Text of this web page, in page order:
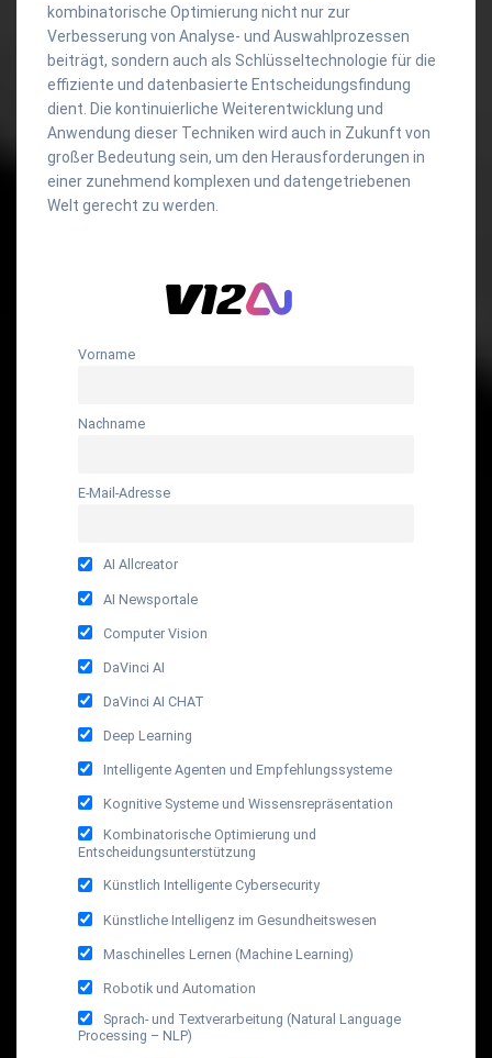
kombinatorische Optimierung nicht nur zur
Verbesserung von Analyse- und Auswahlprozessen
beiträgt, sondern auch als Schlüsseltechnologie für die
effiziente und datenbasierte Entscheidungsfindung
dient. Die kontinuierliche Weiterentwicklung und
Anwendung dieser Techniken wird auch in Zukunft von
großer Bedeutung sein, um den Herausforderungen in
einer zunehmend komplexen und datengetriebenen
Welt gerecht zu werden.
Vorname
Nachname
E-Mail-Adresse
AI Allcreator
AI Newsportale
Computer Vision
DaVinci AI
DaVinci AI CHAT
Deep Learning
Intelligente Agenten und Empfehlungssysteme
Kognitive Systeme und Wissensrepräsentation
Kombinatorische Optimierung und
Entscheidungsunterstützung
Künstlich Intelligente Cybersecurity
Künstliche Intelligenz im Gesundheitswesen
Maschinelles Lernen (Machine Learning)
Robotik und Automation
Sprach- und Textverarbeitung (Natural Language
Processing – NLP)